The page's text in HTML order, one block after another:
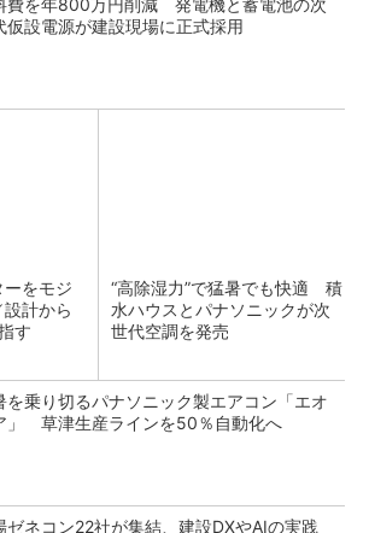
費を年800万円削減 発電機と蓄電池の次
仮設電源が建設現場に正式採用
をモジ
計から
す
“高除湿力”で猛暑でも快適 積
水ハウスとパナソニックが次
世代空調を発売
を乗り切るパナソニック製エアコン「エオ
」 草津生産ラインを50％自動化へ
ゼネコン22社が集結、建設DXやAIの実践